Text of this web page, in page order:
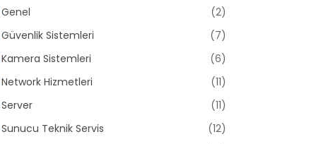
Genel
(2)
Güvenlik Sistemleri
(7)
Kamera Sistemleri
(6)
Network Hizmetleri
(11)
Server
(11)
Sunucu Teknik Servis
(12)